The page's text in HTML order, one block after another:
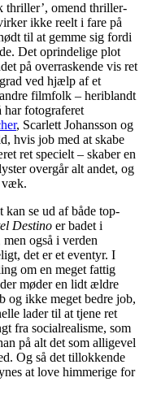
thriller’, omend thriller-
ikke reelt i fare på
til at gemme sig fordi
Det oprindelige plot
på overraskende vis ret
ved hjælp af et
filmfolk – heriblandt
fotograferet
, Scarlett Johansson og
hvis job med at skabe
ret specielt – skaber en
overgår alt andet, og
væk.
kan se ud af både top-
Destino er badet i
også i verden
det er et eventyr. I
om en meget fattig
møder en lidt ældre
og ikke meget bedre job,
lader til at tjene ret
fra socialrealisme, som
på alt det som alligevel
Og så det tillokkende
at love himmerige for